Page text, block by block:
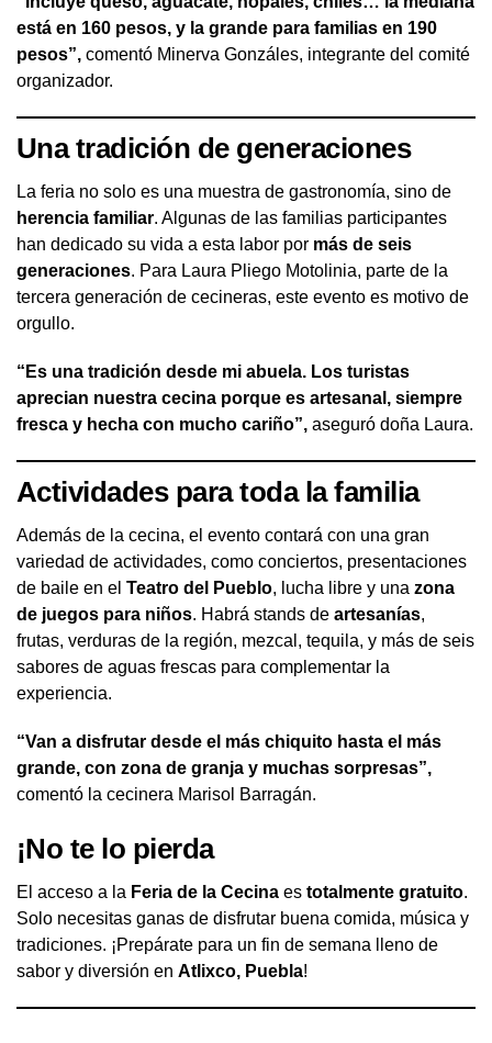
está en 160 pesos, y la grande para familias en 190
pesos”, comentó Minerva Gonzáles, integrante del comité
organizador.
Una tradición de generaciones
La feria no solo es una muestra de gastronomía, sino de
herencia familiar. Algunas de las familias participantes
han dedicado su vida a esta labor por más de seis
generaciones. Para Laura Pliego Motolinia, parte de la
tercera generación de cecineras, este evento es motivo de
orgullo.
“Es una tradición desde mi abuela. Los turistas
aprecian nuestra cecina porque es artesanal, siempre
fresca y hecha con mucho cariño”, aseguró doña Laura.
Actividades para toda la familia
Además de la cecina, el evento contará con una gran
variedad de actividades, como conciertos, presentaciones
de baile en el Teatro del Pueblo, lucha libre y una zona
de juegos para niños. Habrá stands de artesanías,
frutas, verduras de la región, mezcal, tequila, y más de seis
sabores de aguas frescas para complementar la
experiencia.
“Van a disfrutar desde el más chiquito hasta el más
grande, con zona de granja y muchas sorpresas”,
comentó la cecinera Marisol Barragán.
¡No te lo pierda
El acceso a la Feria de la Cecina es totalmente gratuito.
Solo necesitas ganas de disfrutar buena comida, música y
tradiciones. ¡Prepárate para un fin de semana lleno de
sabor y diversión en Atlixco, Puebla!